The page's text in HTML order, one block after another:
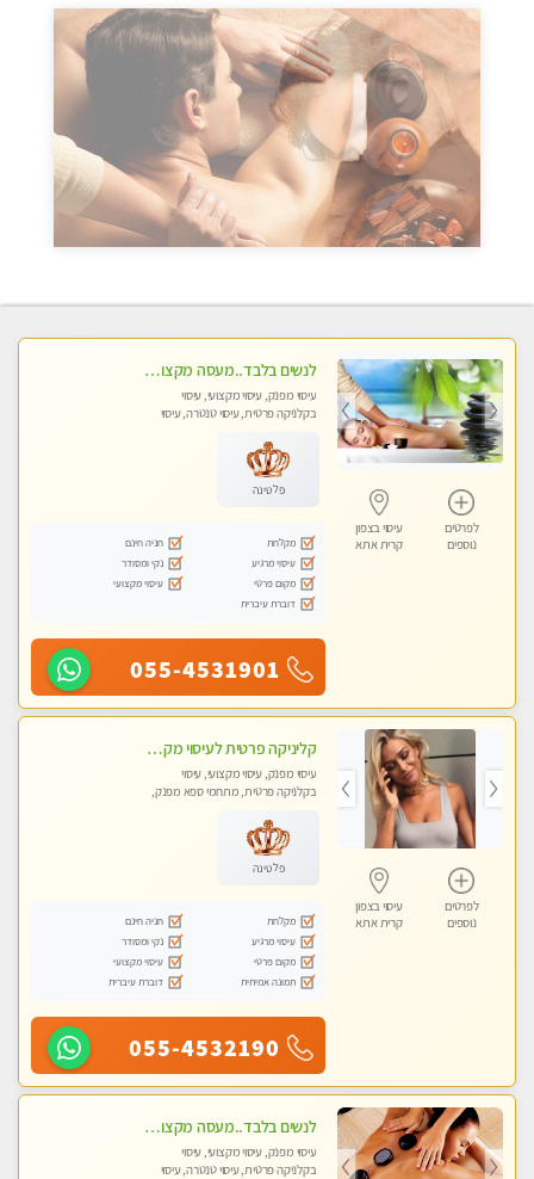
לפרטים
נוספים
עיסוי בצפון
קרית אתא
לנשים בלבד..מעסה מקצועי לנשים בלבד
עיסוי מפנק, עיסוי מקצועי, עיסוי
בקלניקה פרטית, עיסוי טנטרה, עיסוי
פלטינה
מקלחת
חניה חינם
עיסוי מרגיע
נקי ומסודר
מקום פרטי
עיסוי מקצועי
דוברת עיברית
055-4531901
לפרטים
נוספים
עיסוי בצפון
קרית אתא
קליניקה פרטית לעיסוי מקצועי ואלטרנטיבי ברמה גבוהה VIP תתקשר ..... highly recommended..new in the city
עיסוי מפנק, עיסוי מקצועי, עיסוי
בקלניקה פרטית, מתחמי ספא מפנק,
טנטרה, עיסוי מגבר לגבר, עיסוי מגבר
לאישה
פלטינה
מקלחת
חניה חינם
עיסוי מרגיע
נקי ומסודר
מקום פרטי
עיסוי מקצועי
תמונה אמיתית
דוברת עיברית
055-4532190
לנשים בלבד..מעסה מקצועי לנשים בלבד לעיסוי מרגיע ומפנק VIP-מומלץ לחלוטין! פרטי! ​​​​​​
עיסוי מפנק, עיסוי מקצועי, עיסוי
בקלניקה פרטית, עיסוי טנטרה, עיסוי